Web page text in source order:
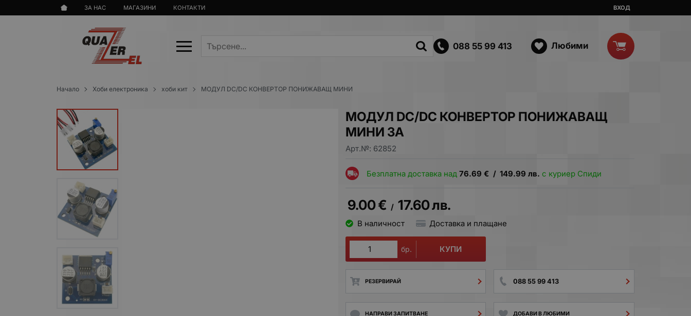
ЗА НАС МАГАЗИНИ КОНТАКТИ ВХОД
088 55 99 413 Любими
Начало Хоби електроника хоби кит МОДУЛ DC/DC КОНВЕРТОР ПОНИЖАВАЩ МИНИ
МОДУЛ DC/DC КОНВЕРТОР ПОНИЖАВАЩ
МИНИ 3A
Арт.№: 62852
Безплатна доставка над76.69 € / 149.99 лв. с куриер Спиди
9.00€ / 17.60лв.
В наличност Доставка и плащане
бр. КУПИ
РЕЗЕРВИРАЙ 088 55 99 413
НАПРАВИ ЗАПИТВАНЕ ДОБАВИ В ЛЮБИМИ